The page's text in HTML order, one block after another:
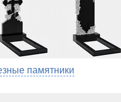
памятники